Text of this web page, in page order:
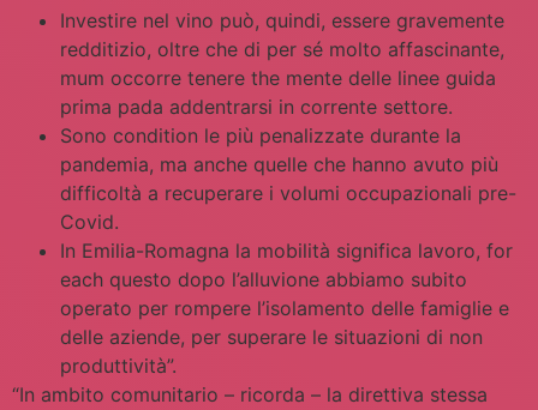
Investire nel vino può, quindi, essere gravemente
redditizio, oltre che di per sé molto affascinante,
mum occorre tenere the mente delle linee guida
prima pada addentrarsi in corrente settore.
Sono condition le più penalizzate durante la
pandemia, ma anche quelle che hanno avuto più
difficoltà a recuperare i volumi occupazionali pre-
Covid.
In Emilia-Romagna la mobilità significa lavoro, for
each questo dopo l’alluvione abbiamo subito
operato per rompere l’isolamento delle famiglie e
delle aziende, per superare le situazioni di non
produttività”.
“In ambito comunitario – ricorda – la direttiva stessa